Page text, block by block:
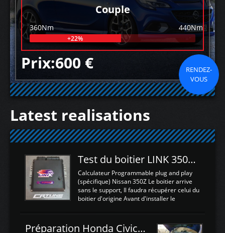
Couple
360Nm 440Nm
+22%
Prix:600 €
RENDEZ-
VOUS
Latest realisations
Test du boitier LINK 350Z Plugin ECU
Calculateur Programmable plug and play
(spécifique) Nissan 350Z Le boitier arrive
sans le support, Il faudra récupérer celui du
boitier d'origine Avant d'installer le
d'envoyer l'information de la large bande
Préparation Honda Civic Type R FK2